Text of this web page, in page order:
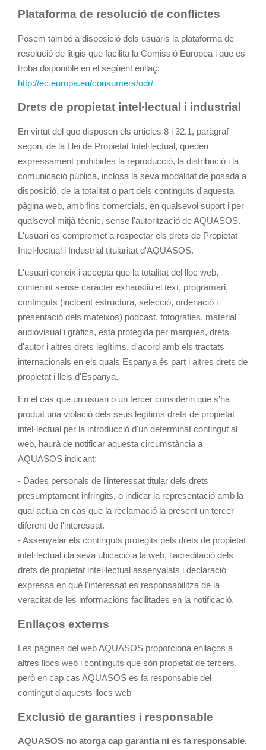
Plataforma de resolució de conflictes
Posem també a disposició dels usuaris la plataforma de
resolució de litigis que facilita la Comissió Europea i que es
troba disponible en el següent enllaç:
http://ec.europa.eu/consumers/odr/
Drets de propietat intel·lectual i industrial
En virtut del que disposen els articles 8 i 32.1, paràgraf
segon, de la Llei de Propietat Intel·lectual, queden
expressament prohibides la reproducció, la distribució i la
comunicació pública, inclosa la seva modalitat de posada a
disposició, de la totalitat o part dels continguts d'aquesta
pàgina web, amb fins comercials, en qualsevol suport i per
qualsevol mitjà tècnic, sense l'autorització de AQUASOS.
L'usuari es compromet a respectar els drets de Propietat
Intel·lectual i Industrial titularitat d'AQUASOS.
L'usuari coneix i accepta que la totalitat del lloc web,
contenint sense caràcter exhaustiu el text, programari,
continguts (incloent estructura, selecció, ordenació i
presentació dels mateixos) podcast, fotografies, material
audiovisual i gràfics, està protegida per marques, drets
d'autor i altres drets legítims, d'acord amb els tractats
internacionals en els quals Espanya és part i altres drets de
propietat i lleis d'Espanya.
En el cas que un usuari o un tercer considerin que s'ha
produït una violació dels seus legítims drets de propietat
intel·lectual per la introducció d'un determinat contingut al
web, haurà de notificar aquesta circumstància a
AQUASOS indicant:
- Dades personals de l'interessat titular dels drets
presumptament infringits, o indicar la representació amb la
qual actua en cas que la reclamació la present un tercer
diferent de l'interessat.
- Assenyalar els continguts protegits pels drets de propietat
intel·lectual i la seva ubicació a la web, l'acreditació dels
drets de propietat intel·lectual assenyalats i declaració
expressa en què l'interessat es responsabilitza de la
veracitat de les informacions facilitades en la notificació.
Enllaços externs
Les pàgines del web AQUASOS proporciona enllaços a
altres llocs web i continguts que són propietat de tercers,
però en cap cas AQUASOS es fa responsable del
contingut d'aquests llocs web
Exclusió de garanties i responsable
AQUASOS no atorga cap garantia ni es fa responsable,